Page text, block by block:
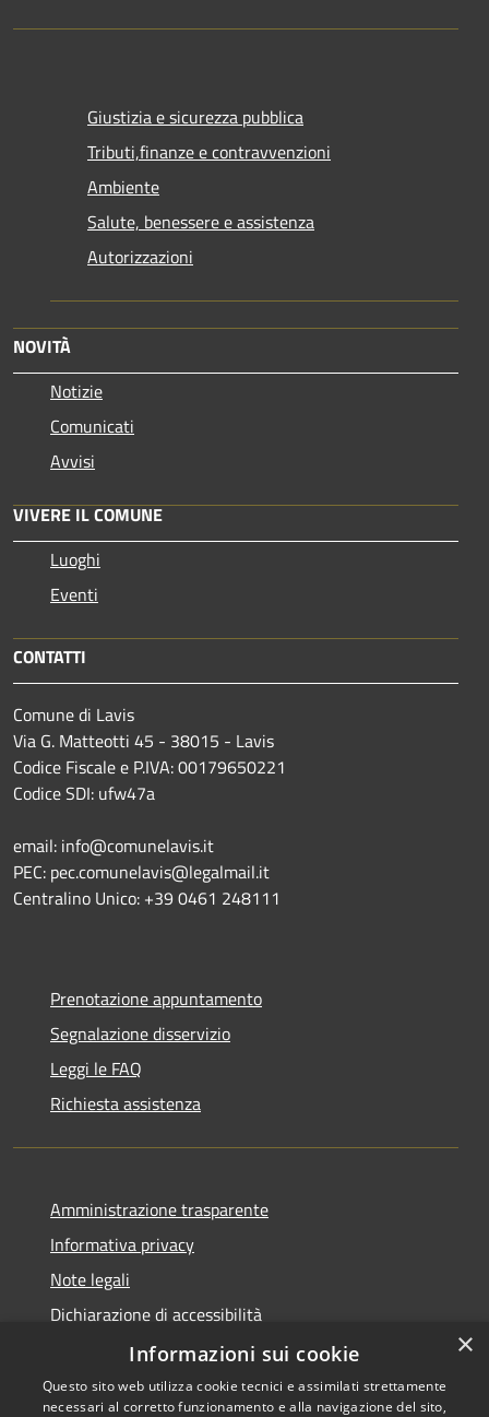
Giustizia e sicurezza pubblica
Tributi,finanze e contravvenzioni
Ambiente
Salute, benessere e assistenza
Autorizzazioni
NOVITÀ
Notizie
Comunicati
Avvisi
VIVERE IL COMUNE
Luoghi
Eventi
CONTATTI
Comune di Lavis
Via G. Matteotti 45 - 38015 - Lavis
Codice Fiscale e P.IVA: 00179650221
Codice SDI: ufw47a
email: info@comunelavis.it
PEC: pec.comunelavis@legalmail.it
Centralino Unico: +39 0461 248111
Prenotazione appuntamento
Segnalazione disservizio
Leggi le FAQ
Richiesta assistenza
Amministrazione trasparente
Informativa privacy
Note legali
Dichiarazione di accessibilità
Informative Privacy
×
Informazioni sui cookie
Questo sito web utilizza cookie tecnici e assimilati strettamente
necessari al corretto funzionamento e alla navigazione del sito,